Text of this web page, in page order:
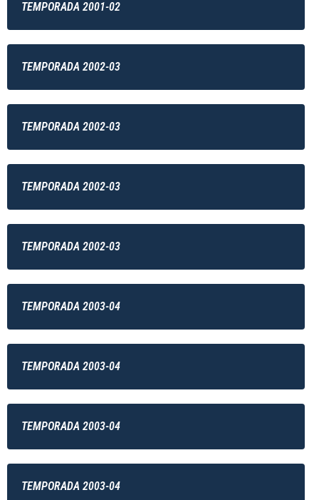
TEMPORADA 2001-02
TEMPORADA 2002-03
TEMPORADA 2002-03
TEMPORADA 2002-03
TEMPORADA 2002-03
TEMPORADA 2003-04
TEMPORADA 2003-04
TEMPORADA 2003-04
TEMPORADA 2003-04